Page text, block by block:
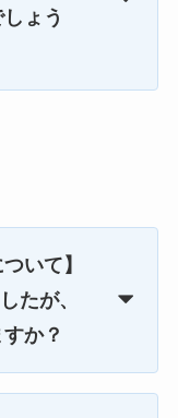
ょう
いて】
たが、
か？